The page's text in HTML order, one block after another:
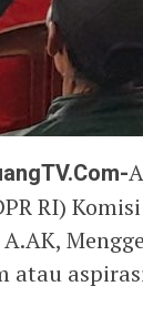
RI)
atau